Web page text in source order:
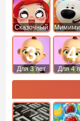
Сказочный
патруль
Для 3 лет Для 4